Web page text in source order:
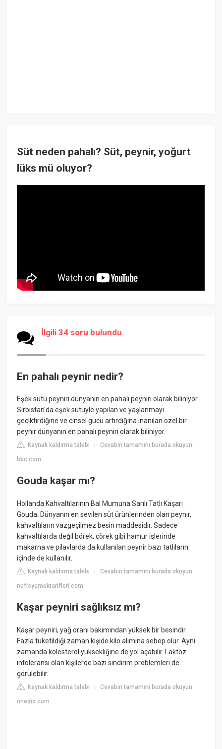
Süt neden pahalı? Süt, peynir, yoğurt
lüks mü oluyor?
İlgili 34 soru bulundu
En pahalı peynir nedir?
Eşek sütü peyniri dünyanın en pahalı peyniri olarak biliniyor.
Sırbistan'da eşek sütüyle yapılan ve yaşlanmayı
geciktirdiğine ve cinsel gücü artırdığına inanılan özel bir
peynir dünyanın en pahalı peyniri olarak biliniyor.
Kaynak kaldırma talebi |Cevabın tamamını burada okuyun:
bbc.com
Gouda kaşar mı?
Hollanda Kahvaltılarının Bal Mumuna Sarılı Tatlı Kaşarı
Gouda. Dünyanın en sevilen süt ürünlerinden olan peynir,
kahvaltıların vazgeçilmez besin maddesidir. Sadece
kahvaltılarda değil börek, çörek gibi hamur işlerinde
makarna ve pilavlarda da kullanılan peynir bazı tatlıların
içinde de kullanılır.
Kaynak kaldırma talebi |Cevabın tamamını burada okuyun:
nefisyemektarifleri.com
Kaşar peyniri sağlıksız mı?
Kaşar peyniri, yağ oranı bakımından yüksek bir besindir.
Fazla tüketildiği zaman kişide kilo alımına sebep olur. Aynı
zamanda kolesterol yüksekliğine de yol açabilir. Laktoz
intoleransı olan kişilerde bazı sindirim problemleri de
görülebilir.
Kaynak kaldırma talebi |Cevabın tamamını burada okuyun:
onedio.com